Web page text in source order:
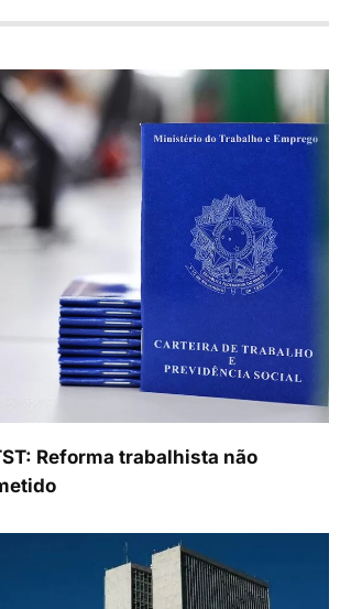
Reforma trabalhista não